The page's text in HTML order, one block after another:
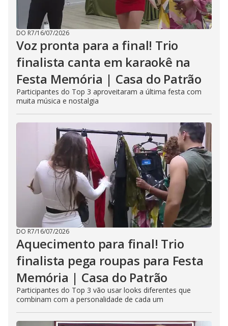
DO R7/16/07/2026
Voz pronta para a final! Trio
finalista canta em karaokê na
Festa Memória | Casa do Patrão
Participantes do Top 3 aproveitaram a última festa com
muita música e nostalgia
DO R7/16/07/2026
Aquecimento para final! Trio
finalista pega roupas para Festa
Memória | Casa do Patrão
Participantes do Top 3 vão usar looks diferentes que
combinam com a personalidade de cada um